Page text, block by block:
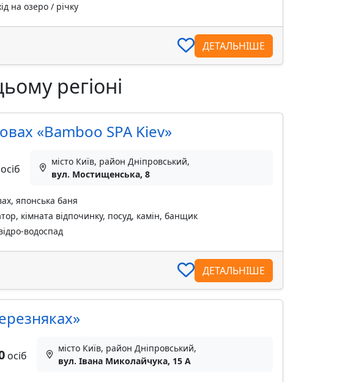
на озеро / річку
ДЕТАЛЬНІШЕ
регіоні
«Bamboo SPA Kiev»
місто Київ, район Дніпровський,
вул. Мостищенська, 8
японська баня
кімната відпочинку, посуд, камін, банщик
водоспад
ДЕТАЛЬНІШЕ
осіб
місто Київ, район Дніпровський,
вул. Івана Миколайчука, 15 А